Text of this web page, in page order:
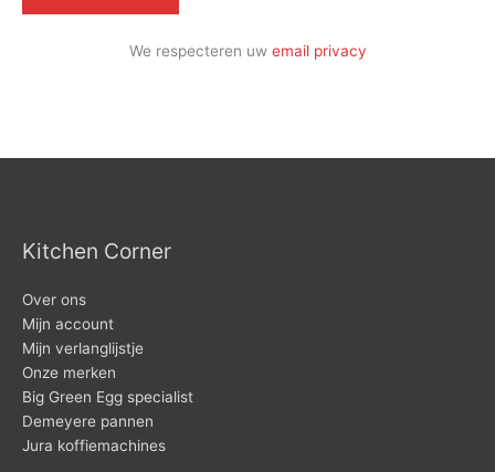
We respecteren uw email privacy
Kitchen Corner
Over ons
Mijn account
Mijn verlanglijstje
Onze merken
Big Green Egg specialist
Demeyere pannen
Jura koffiemachines